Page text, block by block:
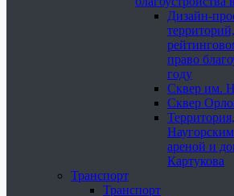
Дизайн-
право
году
Сквер им.
Сквер
ареной и
Картукова
Транспорт
Транспорт